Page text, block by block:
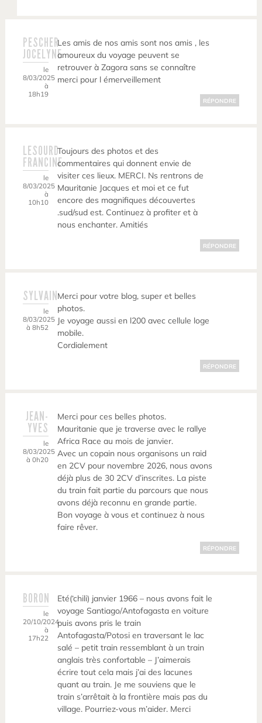
PESCHER
JOCELYNE
le
8/03/2025
à
18h19
Les amis de nos amis sont nos amis , les
amoureux du voyage peuvent se
retrouver à Zagora sans se connaître
merci pour l émerveillement
RÉPONDRE
LESOURD
FRANCINE
le
8/03/2025
à
10h10
Toujours des photos et des
commentaires qui donnent envie de
visiter ces lieux. MERCI. Ns rentrons de
Mauritanie Jacques et moi et ce fut
encore des magnifiques découvertes
.sud/sud est. Continuez à profiter et à
nous enchanter. Amitiés
RÉPONDRE
SYLVAIN
le
8/03/2025
à 8h52
Merci pour votre blog, super et belles
photos.
Je voyage aussi en l200 avec cellule loge
mobile.
Cordialement
RÉPONDRE
JEAN-
YVES
le
8/03/2025
à 0h20
Merci pour ces belles photos.
Mauritanie que je traverse avec le rallye
Africa Race au mois de janvier.
Avec un copain nous organisons un raid
en 2CV pour novembre 2026, nous avons
déjà plus de 30 2CV d’inscrites. La piste
du train fait partie du parcours que nous
avons déjà reconnu en grande partie.
Bon voyage à vous et continuez à nous
faire rêver.
RÉPONDRE
BORON
le
20/10/2024
à
17h22
Eté(‘chili) janvier 1966 – nous avons fait le
voyage Santiago/Antofagasta en voiture
puis avons pris le train
Antofagasta/Potosi en traversant le lac
salé – petit train ressemblant à un train
anglais très confortable – J’aimerais
écrire tout cela mais j’ai des lacunes
quant au train. Je me souviens que le
train s’arrêtait à la frontière mais pas du
village. Pourriez-vous m’aider. Merci